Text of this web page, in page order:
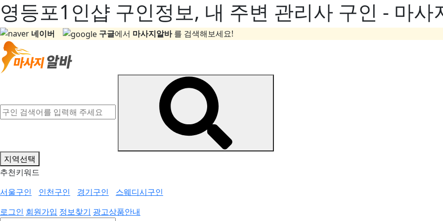
영등포1인샵 구인정보, 내 주변 관리사 구인 - 마사
네이버 구글에서 마사지알바를 검색해보세요!
지역선택
추천키워드
서울구인
인천구인 경기구인
스웨디시구인
로그인 회원가입 정보찾기 광고상품안내